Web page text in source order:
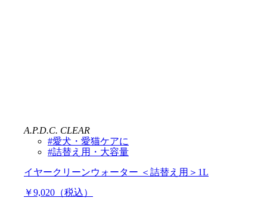
A.P.D.C. CLEAR
#愛犬・愛猫ケアに
#詰替え用・大容量
イヤークリーンウォーター ＜詰替え用＞1L
￥9,020（税込）